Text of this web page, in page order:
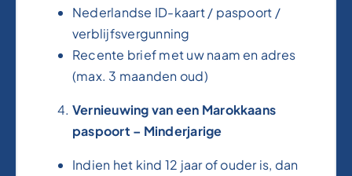
Nederlandse ID-kaart / paspoort /
verblijfsvergunning
Recente brief met uw naam en adres
(max. 3 maanden oud)
Vernieuwing van een Marokkaans
paspoort – Minderjarige
Indien het kind 12 jaar of ouder is, dan